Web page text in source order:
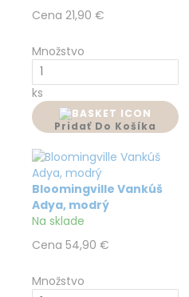
Cena 21,90 €
Množstvo
ks
Pridať Do Košíka
Bloomingville Vankúš
Adya, modrý
Na sklade
Cena 54,90 €
Množstvo